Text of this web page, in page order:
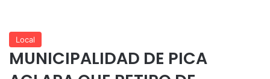
Local
MUNICIPALIDAD DE PICA